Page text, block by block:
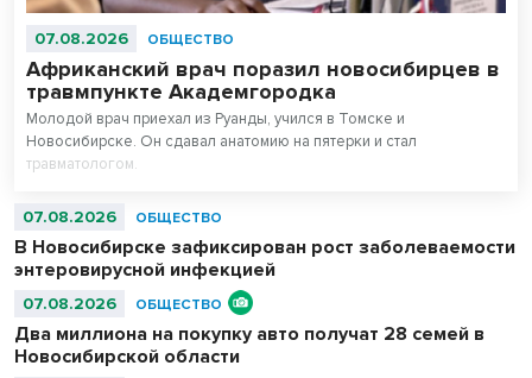
07.08.2026 ОБЩЕСТВО
Африканский врач поразил новосибирцев в
травмпункте Академгородка
Молодой врач приехал из Руанды, учился в Томске и
Новосибирске. Он сдавал анатомию на пятерки и стал
травматологом.
07.08.2026 ОБЩЕСТВО
В Новосибирске зафиксирован рост заболеваемости
энтеровирусной инфекцией
07.08.2026 ОБЩЕСТВО
Два миллиона на покупку авто получат 28 семей в
Новосибирской области